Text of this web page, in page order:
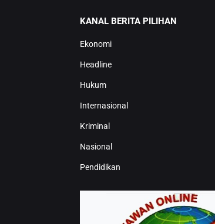
KANAL BERITA PILIHAN
Ekonomi
Headline
Hukum
Internasional
Kriminal
Nasional
Pendidikan